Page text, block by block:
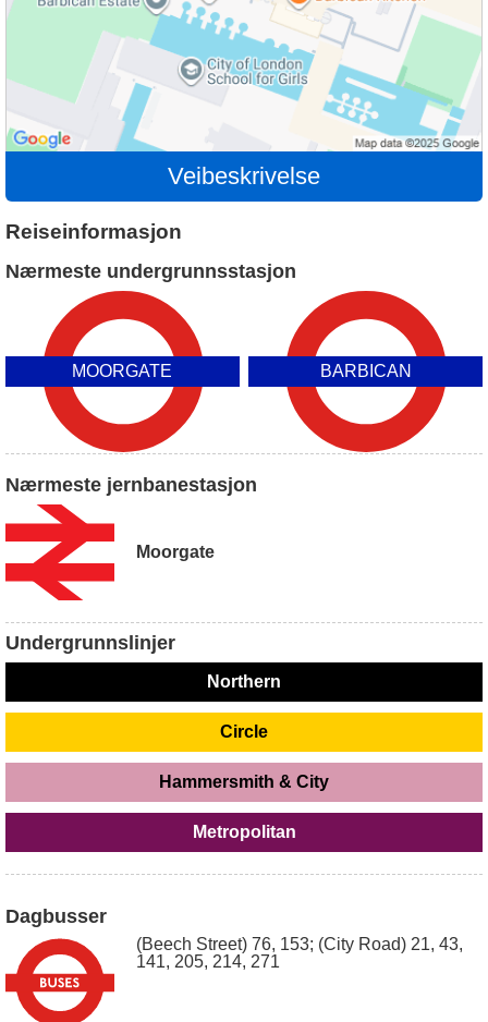
Veibeskrivelse
Reiseinformasjon
Nærmeste undergrunnsstasjon
MOORGATE BARBICAN
Nærmeste jernbanestasjon
Moorgate
Undergrunnslinjer
Northern
Circle
Hammersmith & City
Metropolitan
Dagbusser
(Beech Street) 76, 153; (City Road) 21, 43,
141, 205, 214, 271